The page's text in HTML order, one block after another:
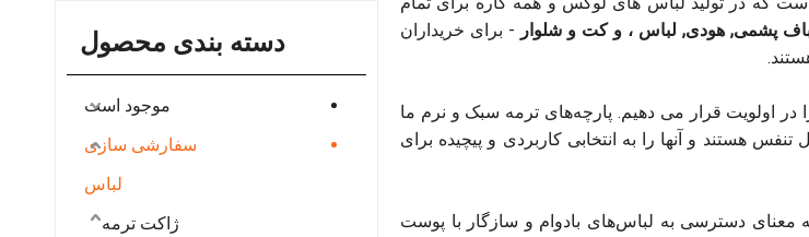
دسته بندی محصول
موجود است
سفارشی سازی
لباس
ژاکت ترمه
پشمی, هودی, لباس ، وکت و شلوار - برای خریداران
در اولویت قرار می دهیم. پارچه‌های ترمه سبک و نرم ما
هستند و آنها را به انتخابی کاربردی و پیچیده برای
معنای دسترسی به لباس‌های بادوام و سازگار با پوست